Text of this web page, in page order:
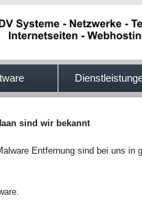
sind wir bekannt
Entfernung sind bei uns in